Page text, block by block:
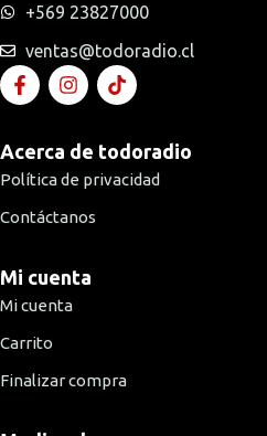
+569 23827000
ventas@todoradio.cl
Acerca de todoradio
Política de privacidad
Contáctanos
Mi cuenta
Mi cuenta
Carrito
Finalizar compra